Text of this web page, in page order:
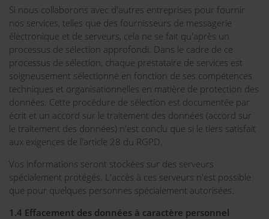
Si nous collaborons avec d'autres entreprises pour fournir
nos services, telles que des fournisseurs de messagerie
électronique et de serveurs, cela ne se fait qu'après un
processus de sélection approfondi. Dans le cadre de ce
processus de sélection, chaque prestataire de services est
soigneusement sélectionné en fonction de ses compétences
techniques et organisationnelles en matière de protection des
données. Cette procédure de sélection est documentée par
écrit et un accord sur le traitement des données (accord sur
le traitement des données) n'est conclu que si le tiers satisfait
aux exigences de l'article 28 du RGPD.
Vos informations seront stockées sur des serveurs
spécialement protégés. L'accès à ces serveurs n'est possible
que pour quelques personnes spécialement autorisées.
1.4 Effacement des données à caractère personnel